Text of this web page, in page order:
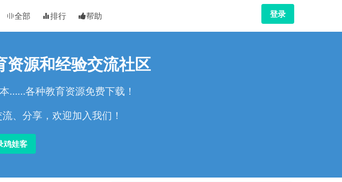
全部 排行 帮助 登录
资源和经验交流社区
……各种教育资源免费下载！
、分享，欢迎加入我们！
鸡娃客